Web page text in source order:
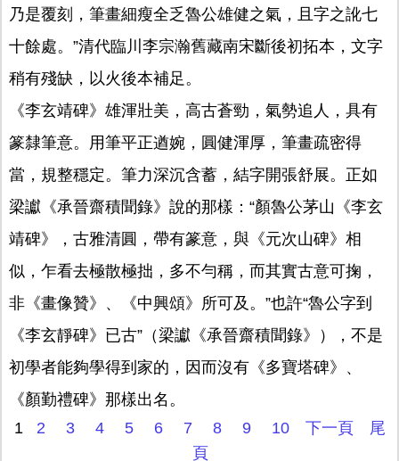
乃是覆刻，筆畫細瘦全乏魯公雄健之氣，且字之訛七
十餘處。”清代臨川李宗瀚舊藏南宋斷後初拓本，文字
稍有殘缺，以火後本補足。
《李玄靖碑》雄渾壯美，高古蒼勁，氣勢追人，具有
篆隸筆意。用筆平正遒婉，圓健渾厚，筆畫疏密得
當，規整穩定。筆力深沉含蓄，結字開張舒展。正如
梁讞《承晉齋積聞錄》說的那樣：“顏魯公茅山《李玄
靖碑》，古雅清圓，帶有篆意，與《元次山碑》相
似，乍看去極散極拙，多不勻稱，而其實古意可掬，
非《畫像贊》、《中興頌》所可及。”也許“魯公字到
《李玄靜碑》已古”（梁讞《承晉齋積聞錄》），不是
初學者能夠學得到家的，因而沒有《多寶塔碑》、
《顏勤禮碑》那樣出名。
1 2 3 4 5 6 7 8 9 10 下一頁
尾
頁